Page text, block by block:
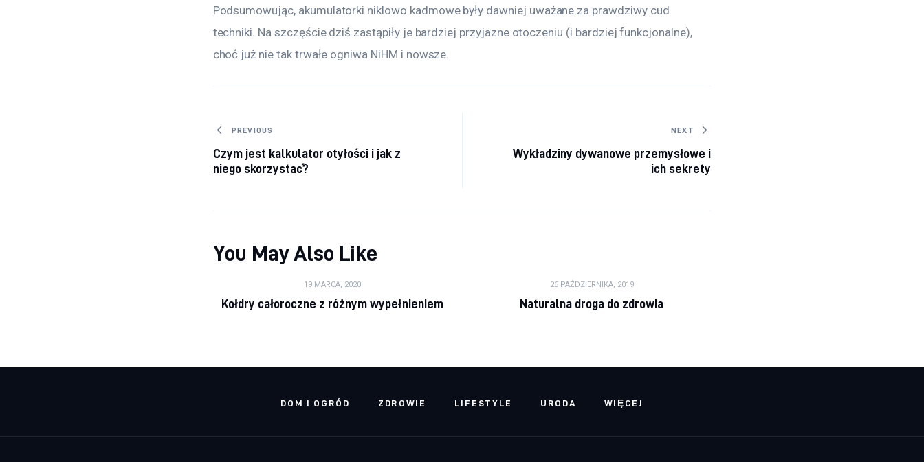
Podsumowując, akumulatorki niklowo kadmowe były dawniej uważane za prawdziwy cud
techniki. Na szczęście dziś zastąpiły je bardziej przyjazne otoczeniu (i bardziej funkcjonalne),
choć już nie tak trwałe ogniwa NiHM i nowsze.
Nawigacja wpisu
PREVIOUS
Czym jest kalkulator otyłości i jak z
niego skorzystać?
NEXT
Wykładziny dywanowe przemysłowe i
ich sekrety
You May Also Like
19 MARCA, 2020
Kołdry całoroczne z różnym wypełnieniem
26 PAŹDZIERNIKA, 2019
Naturalna droga do zdrowia
DOM I OGRÓD ZDROWIE LIFESTYLE URODA WIĘCEJ